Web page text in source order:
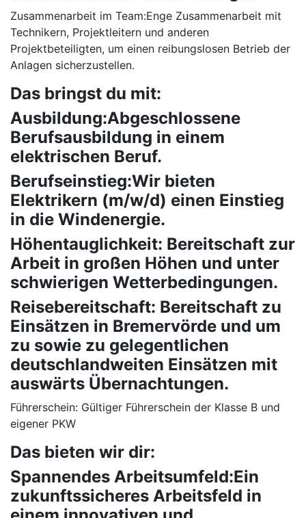
Zusammenarbeit im Team:Enge Zusammenarbeit mit
Technikern, Projektleitern und anderen
Projektbeteiligten, um einen reibungslosen Betrieb der
Anlagen sicherzustellen.
Das bringst du mit:
Ausbildung:Abgeschlossene
Berufsausbildung in einem
elektrischen Beruf.
Berufseinstieg:Wir bieten
Elektrikern (m/w/d) einen Einstieg
in die Windenergie.
Höhentauglichkeit: Bereitschaft zur
Arbeit in großen Höhen und unter
schwierigen Wetterbedingungen.
Reisebereitschaft: Bereitschaft zu
Einsätzen in Bremervörde und um
zu sowie zu gelegentlichen
deutschlandweiten Einsätzen mit
auswärts Übernachtungen.
Führerschein: Gültiger Führerschein der Klasse B und
eigener PKW
Das bieten wir dir:
Spannendes Arbeitsumfeld:Ein
zukunftssicheres Arbeitsfeld in